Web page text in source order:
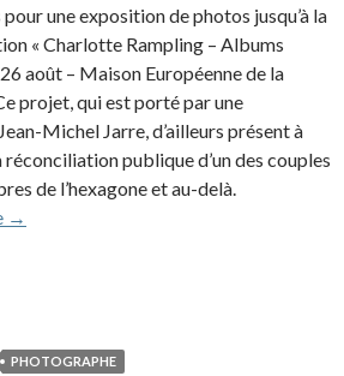
une exposition de photos jusqu’à la
« Charlotte Rampling – Albums
août – Maison Européenne de la
projet, qui est porté par une
Michel Jarre, d’ailleurs présent à
réconciliation publique d’un des couples
de l’hexagone et au-delà.
Charlotte Rampling, la muse du musicien
→
PHOTOGRAPHE